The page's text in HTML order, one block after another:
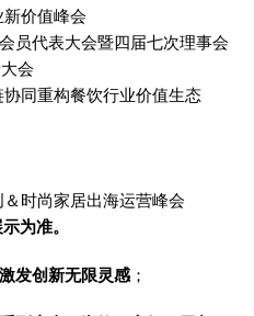
新价值峰会
员代表大会暨四届七次理事会
会
同重构餐饮行业价值生态
时尚家居出海运营峰会
为准。
发创新无限灵感 ；